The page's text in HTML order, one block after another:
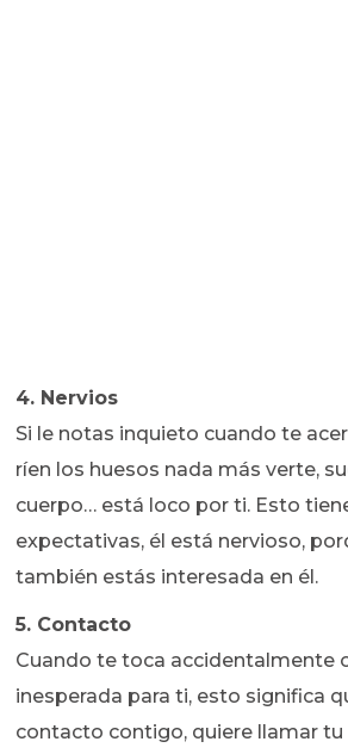
4. Nervios
Si le notas inquieto cuando te
ríen los huesos nada más verte,
cuerpo… está loco por ti. Esto
expectativas, él está nervioso,
también estás interesada en él.
5. Contacto
Cuando te toca accidentalmente
inesperada para ti, esto significa
contacto contigo, quiere llamar tu